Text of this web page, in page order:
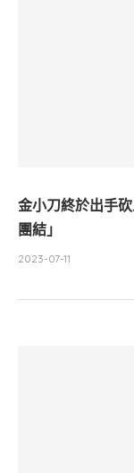
金小刀終於出手
團結」
2023-07-11